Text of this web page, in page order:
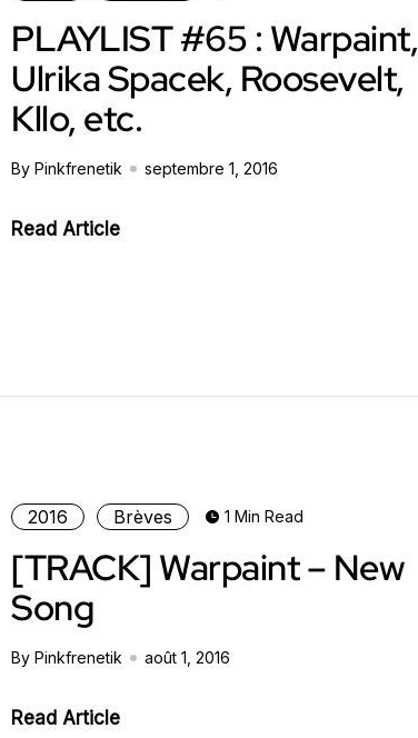
PLAYLIST #65 : Warpaint,
Ulrika Spacek, Roosevelt,
Kllo, etc.
By Pinkfrenetik septembre 1, 2016
Read Article
2016 Brèves 1 Min Read
[TRACK] Warpaint – New
Song
By Pinkfrenetik août 1, 2016
Read Article